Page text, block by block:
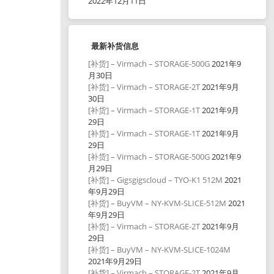
最新补货信息
[补货] – Virmach – STORAGE-500G2021年9
月30日
[补货] – Virmach – STORAGE-2T2021年9月
30日
[补货] – Virmach – STORAGE-1T2021年9月
29日
[补货] – Virmach – STORAGE-1T2021年9月
29日
[补货] – Virmach – STORAGE-500G2021年9
月29日
[补货] – Gigsgigscloud – TYO-K1 512M 2021
年9月29日
[补货] – BuyVM – NY-KVM-SLICE-512M 2021
年9月29日
[补货] – Virmach – STORAGE-2T2021年9月
29日
[补货] – BuyVM – NY-KVM-SLICE-1024M
2021年9月29日